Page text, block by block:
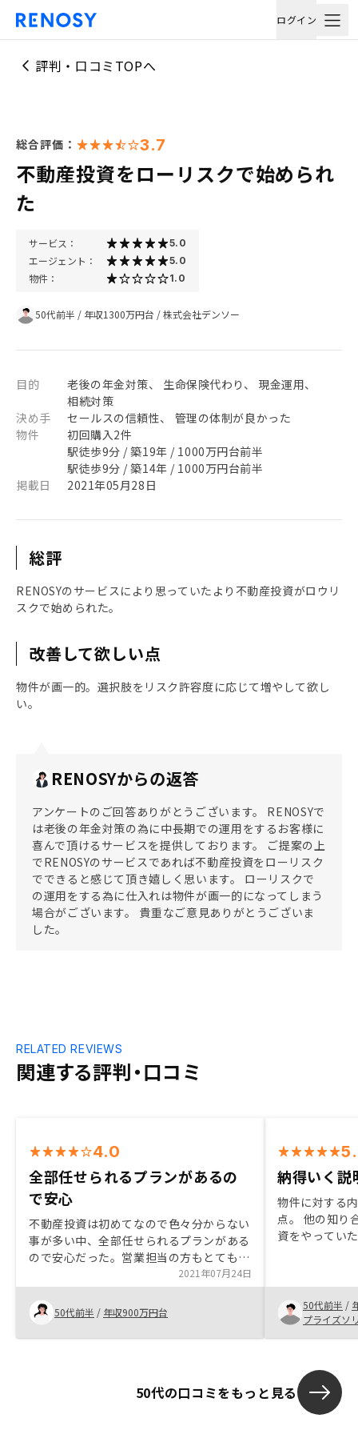
ログイン
評判・口コミTOPへ
総合評価： 3.7
不動産投資をローリスクで始められ
た
サービス： 5.0
エージェント： 5.0
物件： 1.0
50代前半 / 年収1300万円台 /株式会社デンソー
目的
老後の年金対策、 生命保険代わり、 現金運用、
相続対策
決め手
セールスの信頼性、 管理の体制が良かった
物件
初回購入2件
駅徒歩9分 / 築19年 / 1000万円台前半
駅徒歩9分 / 築14年 / 1000万円台前半
掲載日
2021年05月28日
総評
RENOSYのサービスにより思っていたより不動産投資がロウリ
スクで始められた。
改善して欲しい点
物件が画一的。選択肢をリスク許容度に応じて増やして欲し
い。
RENOSYからの返答
アンケートのご回答ありがとうございます。 RENOSYで
は老後の年金対策の為に中長期での運用をするお客様に
喜んで頂けるサービスを提供しております。 ご提案の上
でRENOSYのサービスであれば不動産投資をローリスク
でできると感じて頂き嬉しく思います。 ローリスクで
の運用をする為に仕入れは物件が画一的になってしまう
場合がございます。 貴重なご意見ありがとうございま
した。
関連する評判・口コミ
RELATED REVIEWS
4.0
全部任せられるプランがあるの
で安心
不動産投資は初めてなので色々分からない
事が多い中、全部任せられるプランがある
ので安心だった。営業担当の方もとても親
切丁寧で話も分かりやすく、また、分かる
まで説明してくれた。
2021年07月24日
50代前半 / 年収900万円台
納得いく説
物件に対する
点。 他の知り
資をやってい
の協力をした
きの簡素化と
し、面談する
す。
50代前半 /
プライズソ
50代の口コミをもっと見る